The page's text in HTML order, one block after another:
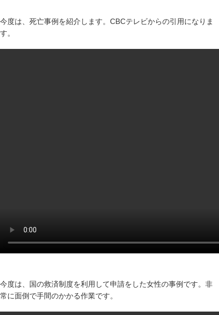
今度は、死亡事例を紹介します。CBCテレビからの引用になりま
す。
今度は、国の救済制度を利用して申請をした女性の事例です。非
常に面倒で手間のかかる作業です。